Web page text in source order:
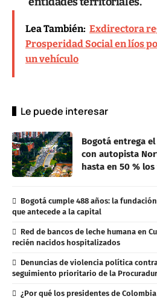
Lea También: Exdirectora
Prosperidad Social en líos
un vehículo
Le puede interesar
Bogotá entrega
con autopista
hasta en 50 %
Bogotá cumple 488 años: la
que antecede a la capital
Red de bancos de leche humana en
recién nacidos hospitalizados
Denuncias de violencia política
seguimiento prioritario de la
¿Por qué los presidentes de